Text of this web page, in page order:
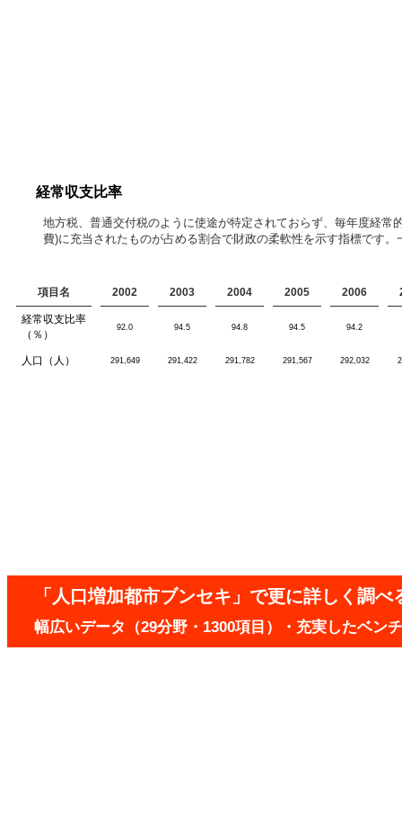
経常収支比率
地方税、普通交付税のように使途が特定されておらず、毎年度経
費)に充当されたものが占める割合で財政の柔軟性を示す指標です
項目名 2002 2003 2004 2005 2006
経常収支比率
（％）
92.0 94.5 94.8 94.5 94.2
人口（人） 291,649 291,422 291,782 291,567 292,032
「人口増加都市ブンセキ」で更に詳しく調べ
幅広いデータ（29分野・1300項目）・充実したベン